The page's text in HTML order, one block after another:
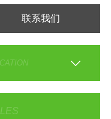
联系我们